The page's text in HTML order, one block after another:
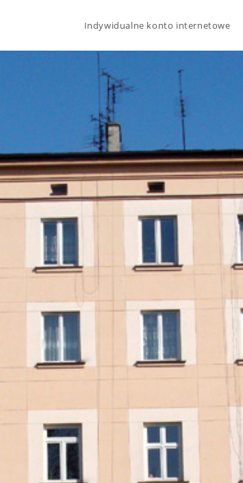
Indywidualne konto internetowe